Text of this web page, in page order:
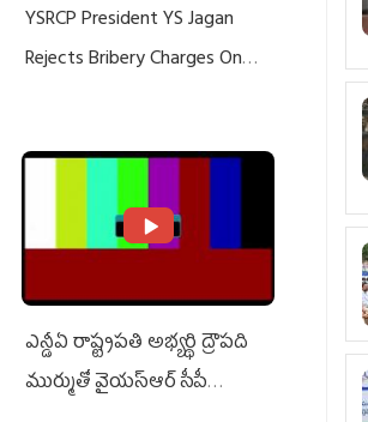
YSRCP President YS Jagan
Rejects Bribery Charges On
ఎన్డీఏ రాష్ట్ర‌ప‌తి అభ్య‌ర్థి ద్రౌప‌ది
ముర్ముతో వైయ‌స్ఆర్ సీపీ